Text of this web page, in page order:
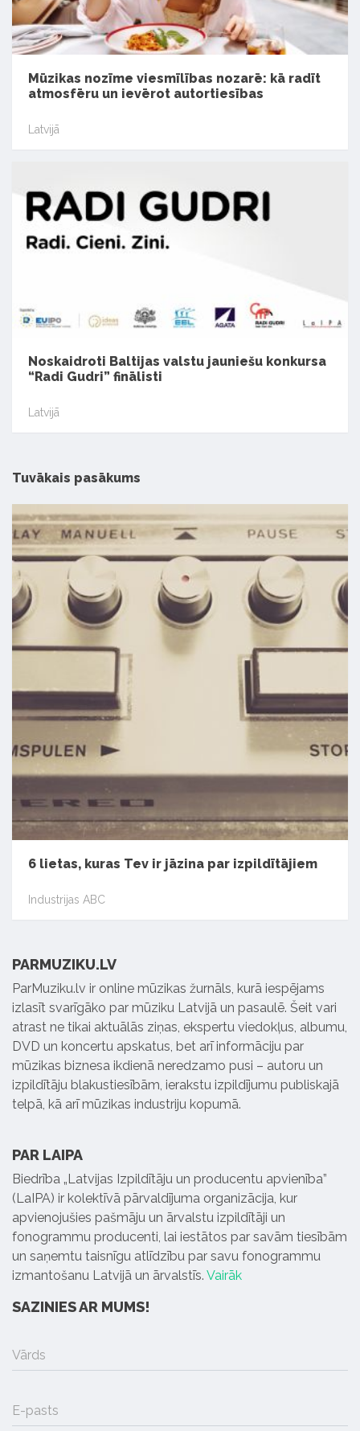
Mūzikas nozīme viesmīlības nozarē: kā radīt
atmosfēru un ievērot autortiesības
Latvijā
Noskaidroti Baltijas valstu jauniešu konkursa
“Radi Gudri” finālisti
Latvijā
Tuvākais pasākums
6 lietas, kuras Tev ir jāzina par izpildītājiem
Industrijas ABC
PARMUZIKU.LV
ParMuziku.lv ir online mūzikas žurnāls, kurā iespējams
izlasīt svarīgāko par mūziku Latvijā un pasaulē. Šeit vari
atrast ne tikai aktuālās ziņas, ekspertu viedokļus, albumu,
DVD un koncertu apskatus, bet arī informāciju par
mūzikas biznesa ikdienā neredzamo pusi – autoru un
izpildītāju blakustiesībām, ierakstu izpildījumu publiskajā
telpā, kā arī mūzikas industriju kopumā.
PAR LAIPA
Biedrība „Latvijas Izpildītāju un producentu apvienība”
(LaIPA) ir kolektīvā pārvaldījuma organizācija, kur
apvienojušies pašmāju un ārvalstu izpildītāji un
fonogrammu producenti, lai iestātos par savām tiesībām
un saņemtu taisnīgu atlīdzību par savu fonogrammu
izmantošanu Latvijā un ārvalstīs. Vairāk
SAZINIES AR MUMS!
Vārds
E-pasts